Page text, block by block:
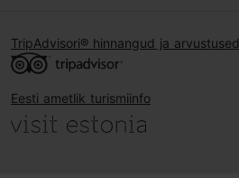
TripAdvisori® hinnangud ja arvustused
Eesti ametlik turismiinfo